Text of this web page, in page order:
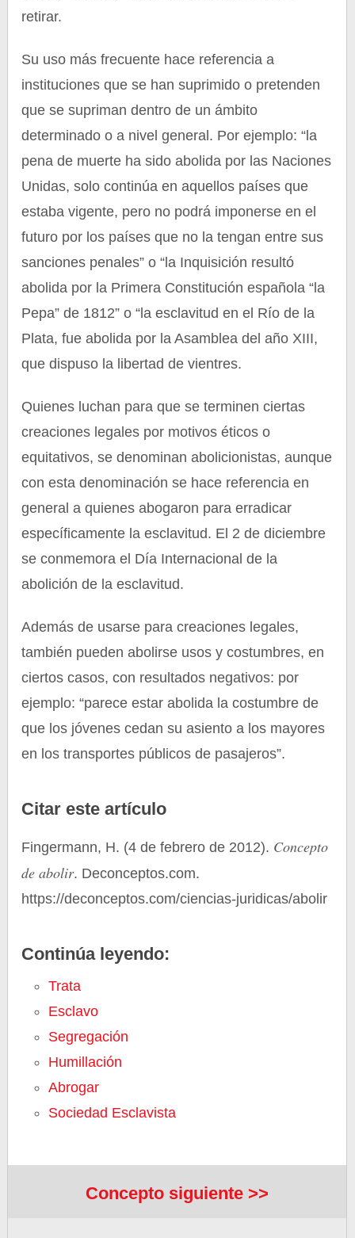
retirar.
Su uso más frecuente hace referencia a
instituciones que se han suprimido o pretenden
que se supriman dentro de un ámbito
determinado o a nivel general. Por ejemplo: “la
pena de muerte ha sido abolida por las Naciones
Unidas, solo continúa en aquellos países que
estaba vigente, pero no podrá imponerse en el
futuro por los países que no la tengan entre sus
sanciones penales” o “la Inquisición resultó
abolida por la Primera Constitución española “la
Pepa” de 1812” o “la esclavitud en el Río de la
Plata, fue abolida por la Asamblea del año XIII,
que dispuso la libertad de vientres.
Quienes luchan para que se terminen ciertas
creaciones legales por motivos éticos o
equitativos, se denominan abolicionistas, aunque
con esta denominación se hace referencia en
general a quienes abogaron para erradicar
específicamente la esclavitud. El 2 de diciembre
se conmemora el Día Internacional de la
abolición de la esclavitud.
Además de usarse para creaciones legales,
también pueden abolirse usos y costumbres, en
ciertos casos, con resultados negativos: por
ejemplo: “parece estar abolida la costumbre de
que los jóvenes cedan su asiento a los mayores
en los transportes públicos de pasajeros”.
Citar este artículo
Fingermann, H. (4 de febrero de 2012). Concepto
de abolir. Deconceptos.com.
https://deconceptos.com/ciencias-juridicas/abolir
Continúa leyendo:
Trata
Esclavo
Segregación
Humillación
Abrogar
Sociedad Esclavista
Concepto siguiente >>